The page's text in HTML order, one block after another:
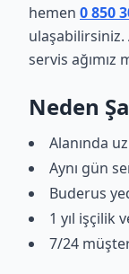
hemen 0 850
servis ağımız
Neden
Alanında
Aynı gün
Buderus
1 yıl işçilik
7/24